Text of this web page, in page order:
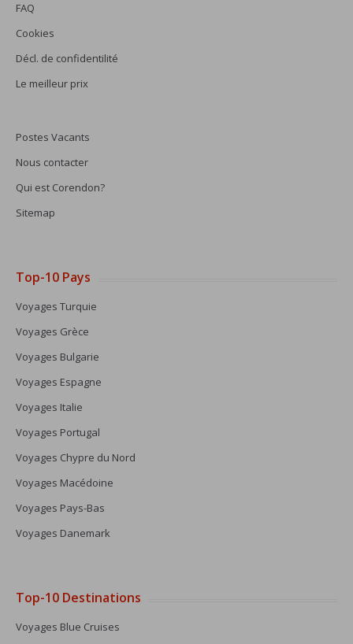
FAQ
Cookies
Décl. de confidentilité
Le meilleur prix
Postes Vacants
Nous contacter
Qui est Corendon?
Sitemap
Top-10 Pays
Voyages Turquie
Voyages Grèce
Voyages Bulgarie
Voyages Espagne
Voyages Italie
Voyages Portugal
Voyages Chypre du Nord
Voyages Macédoine
Voyages Pays-Bas
Voyages Danemark
Top-10 Destinations
Voyages Blue Cruises